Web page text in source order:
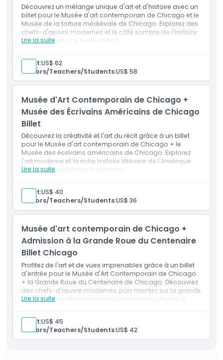
Découvrez un mélange unique d'art et d'histoire avec un
billet pour le Musée d'art contemporain de Chicago et le
Musée de la torture médiévale de Chicago. Explorez des
chefs-d'œuvre modernes et le côté sombre de l'histoire
médiévale en une seule visite !
Lire la suite
Adult:US$ 62
Seniors/Teachers/Students:US$ 58
Musée d'Art Contemporain de Chicago +
Musée des Écrivains Américains de Chicago
Billet
Découvrez la créativité et l'art du récit grâce à un billet
pour le Musée d'art contemporain de Chicago + le
Musée des écrivains américains de Chicago. Explorez
l'art moderne et la riche histoire littéraire de l'Amérique
lors d'une expérience inspirante !
Lire la suite
Adult:US$ 40
Seniors/Teachers/Students:US$ 36
Musée d'art contemporain de Chicago +
Admission à la Grande Roue du Centenaire
Billet Chicago
Profitez de l'art et de vues imprenables grâce à un billet
d'entrée pour le Musée d'Art Contemporain de Chicago
+ la Grande Roue du Centenaire de Chicago. Découvrez
des chefs-d'œuvre modernes, puis montez sur la grande
roue emblématique pour des panoramas urbains à
Lire la suite
Adult:US$ 45
Seniors/Teachers/Students:US$ 42